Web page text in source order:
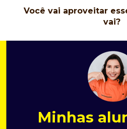
Você vai aproveitar
vai?
Minhas